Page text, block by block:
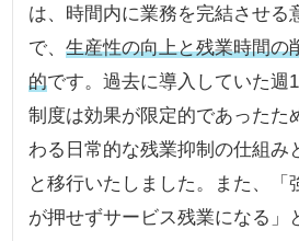
は、時間内に業務を完結させる
で、生産性の向上と残業時間の
的です。過去に導入していた週
制度は効果が限定的であったた
わる日常的な残業抑制の仕組み
と移行いたしました。また、「
が押せずサービス残業になる」